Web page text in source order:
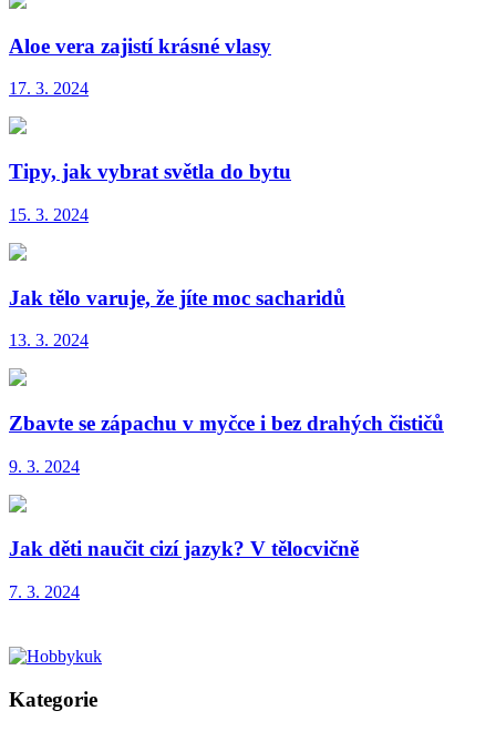
Aloe vera zajistí krásné vlasy
17. 3. 2024
Tipy, jak vybrat světla do bytu
15. 3. 2024
Jak tělo varuje, že jíte moc sacharidů
13. 3. 2024
Zbavte se zápachu v myčce i bez drahých čističů
9. 3. 2024
Jak děti naučit cizí jazyk? V tělocvičně
7. 3. 2024
Kategorie